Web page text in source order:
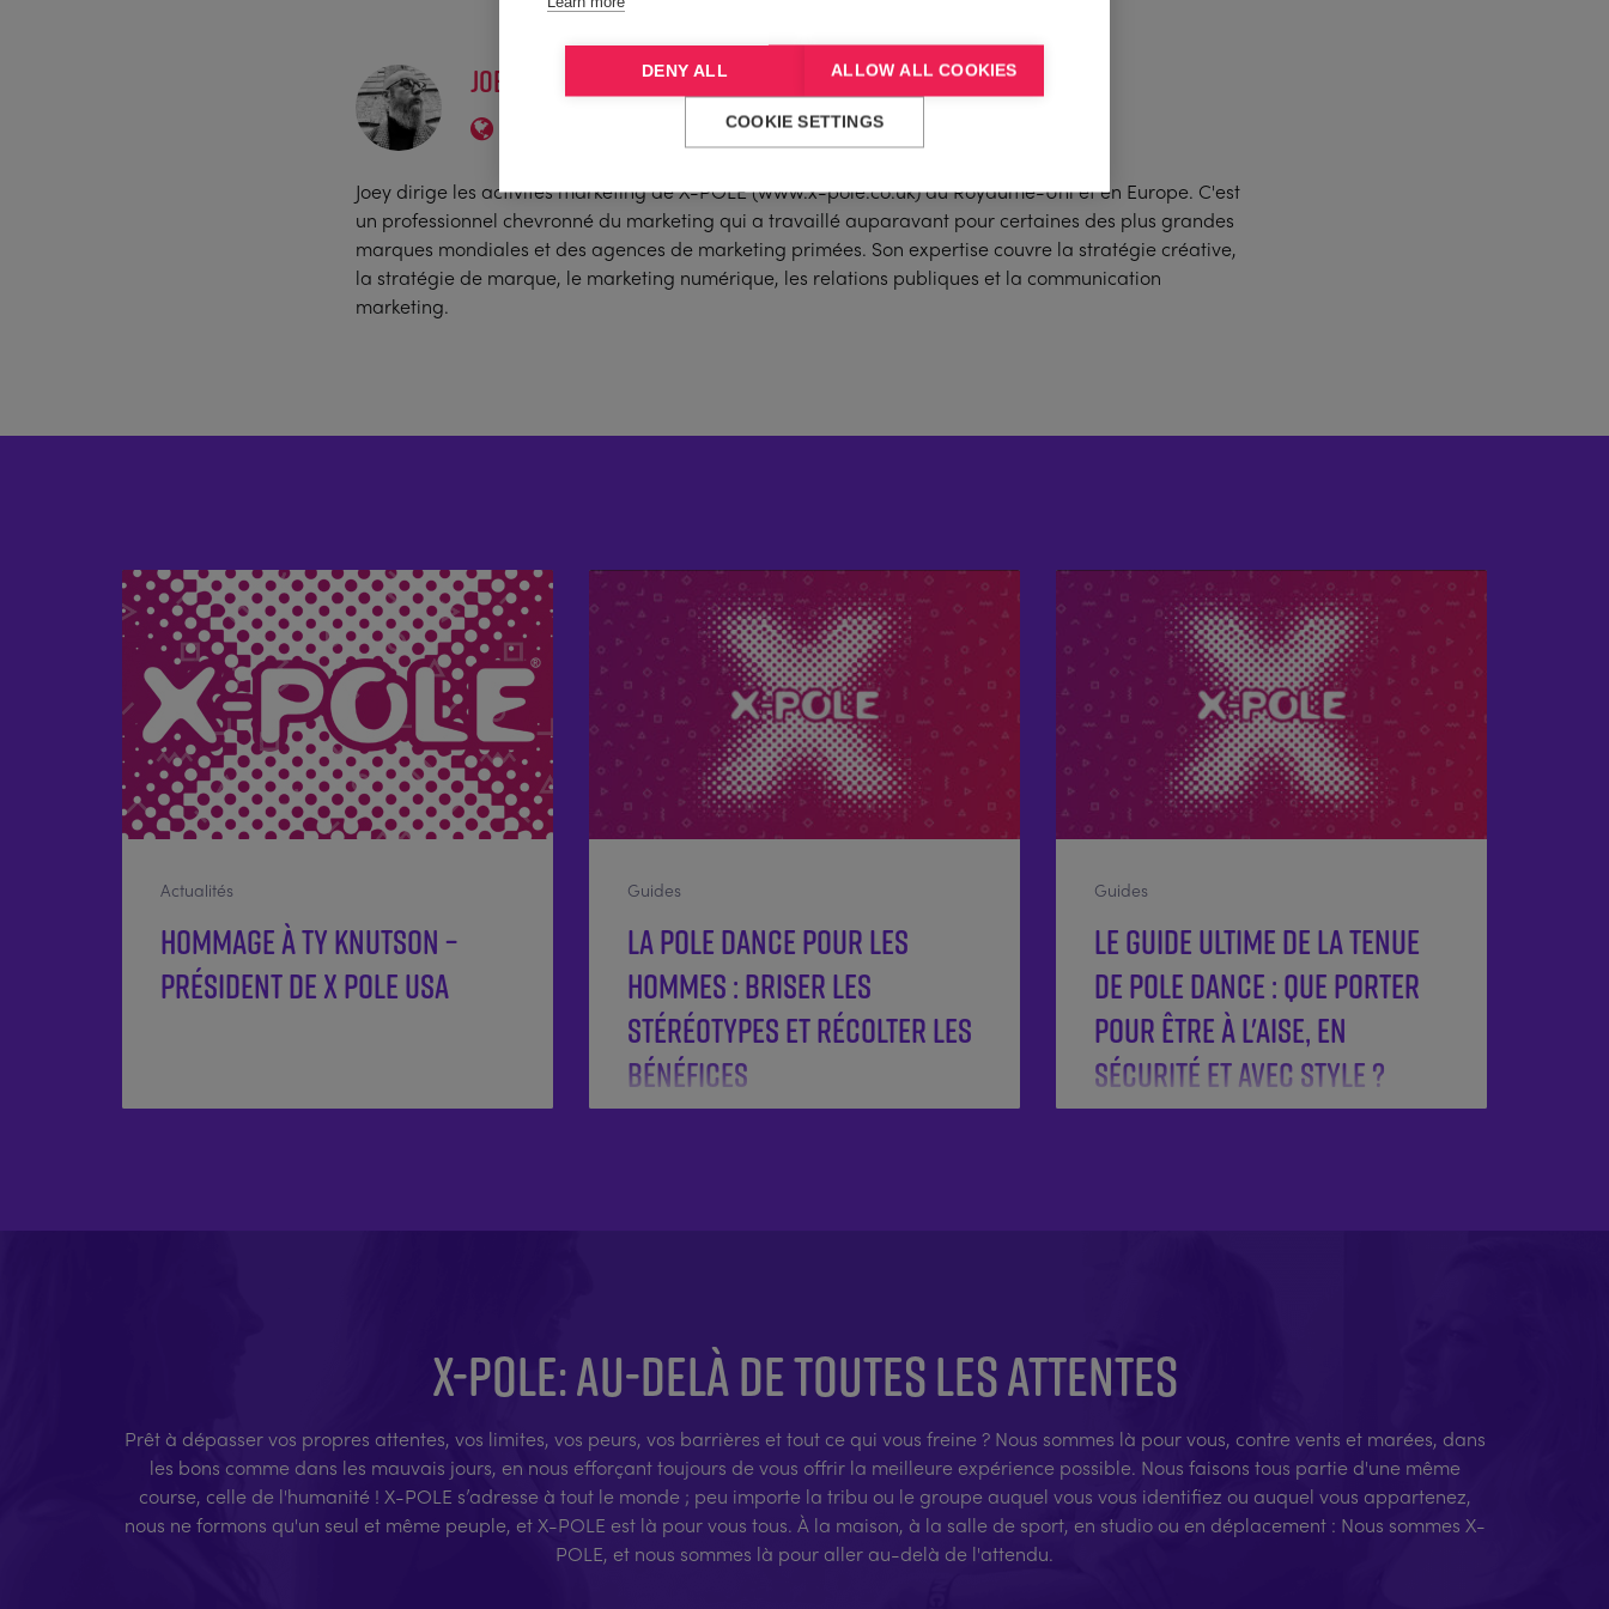
JOEY
Joey dirige les activités marketing de X-POLE (www.x-pole.co.uk) au Royaume-Uni et en Europe. C'est
un professionnel chevronné du marketing qui a travaillé auparavant pour certaines des plus grandes
marques mondiales et des agences de marketing primées. Son expertise couvre la stratégie créative,
la stratégie de marque, le marketing numérique, les relations publiques et la communication
marketing.
Actualités
Hommage à Ty Knutson –
Président de X POLE USA
Guides
La pole dance pour les
hommes : briser les
stéréotypes et récolter les
bénéfices
Guides
Le guide ultime de la tenue
de pole dance : Que porter
pour être à l'aise, en
sécurité et avec style ?
X-POLE: AU-DELÀ DE TOUTES LES ATTENTES
Prêt à dépasser vos propres attentes, vos limites, vos peurs, vos barrières et tout ce qui vous freine ? Nous sommes là pour vous, contre vents et marées, dans
les bons comme dans les mauvais jours, en nous efforçant toujours de vous offrir la meilleure expérience possible. Nous faisons tous partie d'une même
course, celle de l'humanité ! X-POLE s’adresse à tout le monde ; peu importe la tribu ou le groupe auquel vous vous identifiez ou auquel vous appartenez,
nous ne formons qu'un seul et même peuple, et X-POLE est là pour vous tous. À la maison, à la salle de sport, en studio ou en déplacement : Nous sommes X-
POLE, et nous sommes là pour aller au-delà de l'attendu.
DENY ALL ALLOW ALL COOKIES
COOKIE SETTINGS